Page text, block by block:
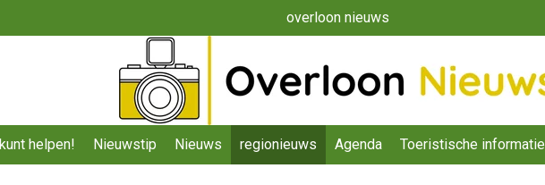
overloon nieuws
helpen! Nieuwstip Nieuws regionieuws Agenda Toeristische informatie